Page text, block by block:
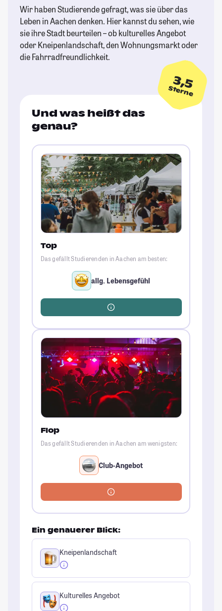
Wir haben Studierende gefragt, was sie über das
Leben in Aachen denken. Hier kannst du sehen, wie
sie ihre Stadt beurteilen – ob kulturelles Angebot
oder Kneipenlandschaft, den Wohnungsmarkt oder
die Fahrradfreundlichkeit.
3,5
Sterne
Und was heißt das
genau?
Top
Das gefällt Studierenden in Aachen am besten:
allg. Lebensgefühl
Flop
Das gefällt Studierenden in Aachen am wenigsten:
Club-Angebot
Ein genauerer Blick:
Kneipenlandschaft
Kulturelles Angebot